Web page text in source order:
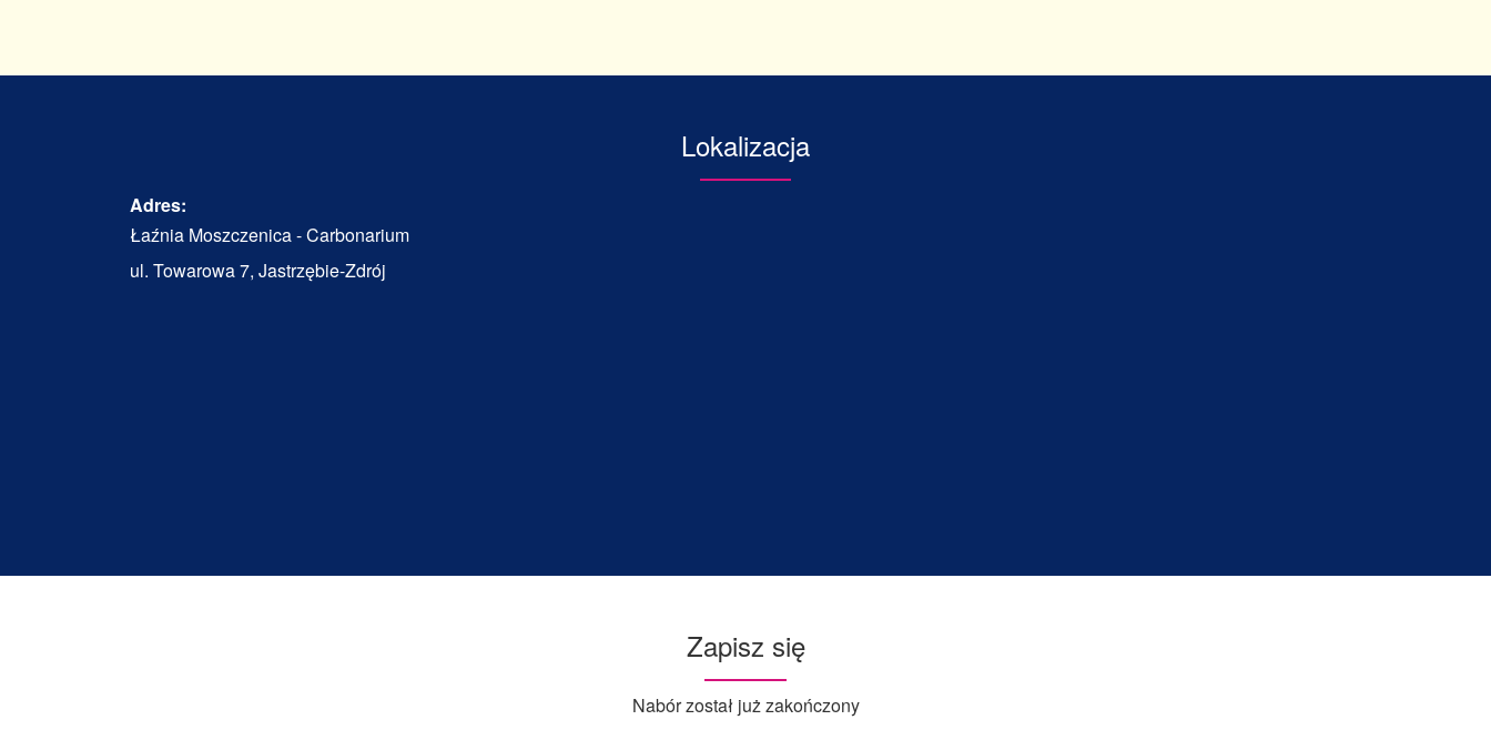
Lokalizacja
Adres:
Łaźnia Moszczenica - Carbonarium
ul. Towarowa 7, Jastrzębie-Zdrój
Zapisz się
Nabór został już zakończony